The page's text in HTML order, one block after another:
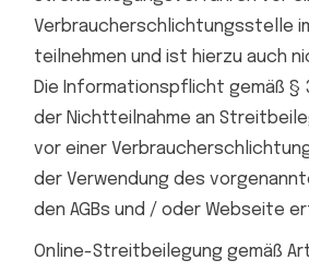
Verbraucherschlichtungsstelle
teilnehmen und ist hierzu auch
Die Informationspflicht gemäß §
der Nichtteilnahme an
vor einer
der Verwendung des
den AGBs und / oder Webseite
Online-Streitbeilegung gemäß Art.